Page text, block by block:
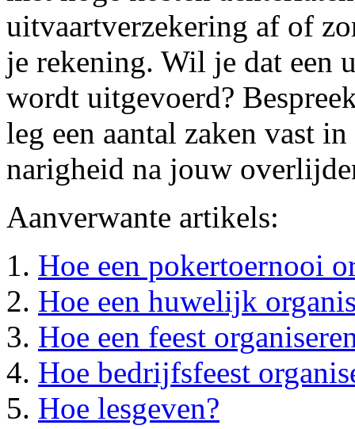
uitvaartverzekering af of
je rekening. Wil je dat een
wordt uitgevoerd?
leg een aantal zaken vast
narigheid na jouw
Aanverwante artikels:
Hoe een pokertoernooi
Hoe een huwelijk
Hoe een feest
Hoe bedrijfsfeest
Hoe lesgeven?